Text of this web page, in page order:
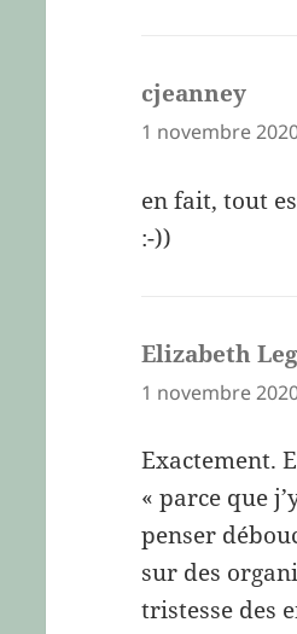
cjeanney
1 novembre
en fait, tout
:-))
Elizabeth
1 novembre
Exactement.
« parce que
penser
sur des
tristesse des